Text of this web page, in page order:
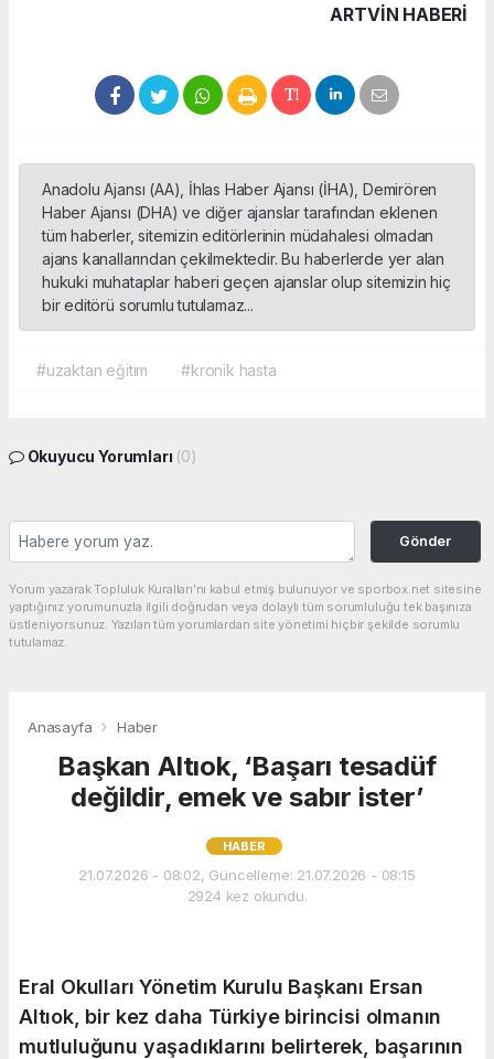
ARTVIN HABERİ
Anadolu Ajansı (AA), İhlas Haber Ajansı (İHA), Demirören
Haber Ajansı (DHA) ve diğer ajanslar tarafından eklenen
tüm haberler, sitemizin editörlerinin müdahalesi olmadan
ajans kanallarından çekilmektedir. Bu haberlerde yer alan
hukuki muhataplar haberi geçen ajanslar olup sitemizin hiç
bir editörü sorumlu tutulamaz...
#uzaktan eğitim #kronik hasta
Okuyucu Yorumları (0)
Gönder
Yorum yazarak Topluluk Kuralları’nı kabul etmiş bulunuyor ve sporbox.net sitesine
yaptığınız yorumunuzla ilgili doğrudan veya dolaylı tüm sorumluluğu tek başınıza
üstleniyorsunuz. Yazılan tüm yorumlardan site yönetimi hiçbir şekilde sorumlu
tutulamaz.
Anasayfa Haber
Başkan Altıok, ‘Başarı tesadüf
değildir, emek ve sabır ister’
HABER
21.07.2026 - 08:02, Güncelleme: 21.07.2026 - 08:15
2924 kez okundu.
Eral Okulları Yönetim Kurulu Başkanı Ersan
Altıok, bir kez daha Türkiye birincisi olmanın
mutluluğunu yaşadıklarını belirterek, başarının